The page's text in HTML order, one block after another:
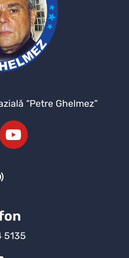
“Petre Ghelmez”
5135